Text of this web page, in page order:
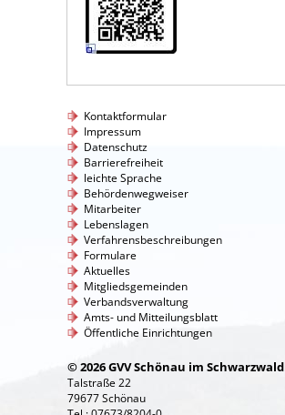
Kontaktformular
Impressum
Datenschutz
Barrierefreiheit
leichte Sprache
Behördenwegweiser
Mitarbeiter
Lebenslagen
Verfahrensbeschreibungen
Formulare
Aktuelles
Mitgliedsgemeinden
Verbandsverwaltung
Amts- und Mitteilungsblatt
Öffentliche Einrichtungen
© 2026 GVV Schönau im Schwarzwald
Talstraße 22
79677 Schönau